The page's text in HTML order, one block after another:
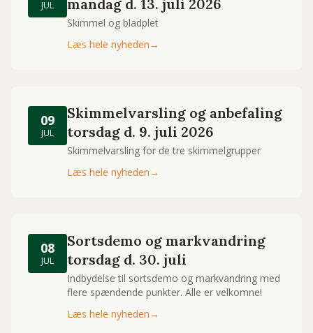
JUL mandag d. 13. juli 2026
Skimmel og bladplet
Læs hele nyheden→
09
JUL
Skimmelvarsling og anbefaling
torsdag d. 9. juli 2026
Skimmelvarsling for de tre skimmelgrupper
Læs hele nyheden→
08
JUL
Sortsdemo og markvandring
torsdag d. 30. juli
Indbydelse til sortsdemo og markvandring med
flere spændende punkter. Alle er velkomne!
Læs hele nyheden→